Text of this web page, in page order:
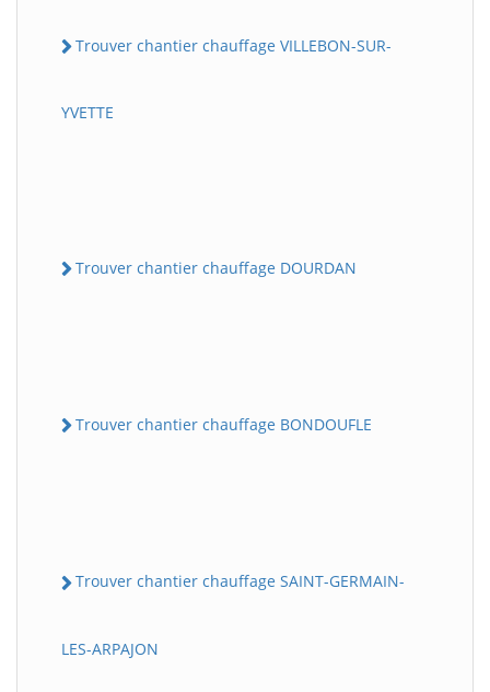
Trouver chantier chauffage VILLEBON-SUR-
YVETTE
Trouver chantier chauffage DOURDAN
Trouver chantier chauffage BONDOUFLE
Trouver chantier chauffage SAINT-GERMAIN-
LES-ARPAJON